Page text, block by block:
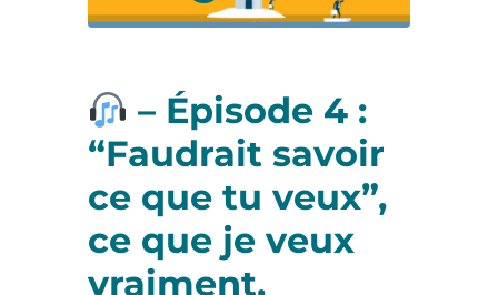
– Épisode 4 :
“Faudrait savoir
ce que tu veux”,
ce que je veux
vraiment,